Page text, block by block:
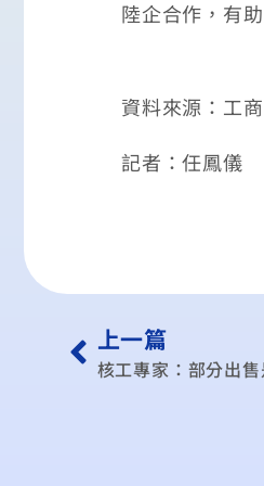
陸企合作，有
資料來源：工
記者：任鳳儀
上一篇
核工專家：部分出